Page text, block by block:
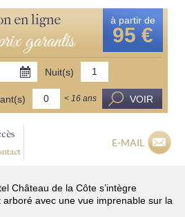
en ligne
garantis
à partir de
95 €
Nuit(s)
< 16 ans VOIR
E-MAIL
Château de la Côte s’intègre
avec une vue imprenable sur la